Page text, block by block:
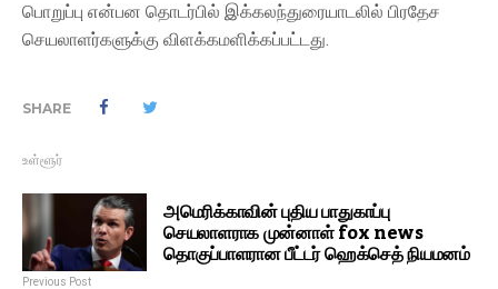
பொறுப்பு என்பன தொடர்பில் இக்கலந்துரையாடலில் பிரதேச
செயலாளர்களுக்கு விளக்கமளிக்கப்பட்டது.
SHARE
உள்ளூர்
அமெரிக்காவின் புதிய பாதுகாப்பு
செயலாளராக முன்னாள் fox news
தொகுப்பாளரான பீட்டர் ஹெக்செத் நியமனம்
Previous Post